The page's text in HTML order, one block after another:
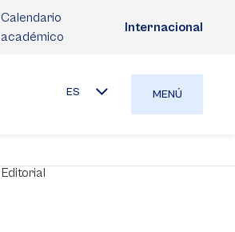
Calendario
académico
Internacional
ES MENÚ